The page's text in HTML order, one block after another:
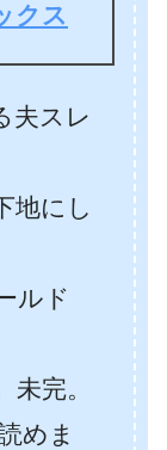
クス
夫スレ
地にし
ルド
完。
めま